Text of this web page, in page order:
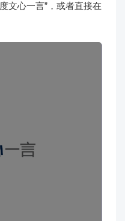
文心一言”，或者直接在